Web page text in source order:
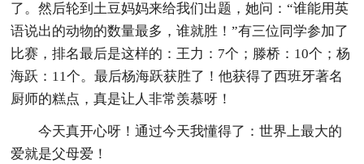
了。然后轮到土豆妈妈来给我们出题，她问：“谁能用英
语说出的动物的数量最多，谁就胜！”有三位同学参加了
比赛，排名最后是这样的：王力：7个；滕桥：10个；杨
海跃：11个。最后杨海跃获胜了！他获得了西班牙著名
厨师的糕点，真是让人非常羡慕呀！
今天真开心呀！通过今天我懂得了：世界上最大的
爱就是父母爱！